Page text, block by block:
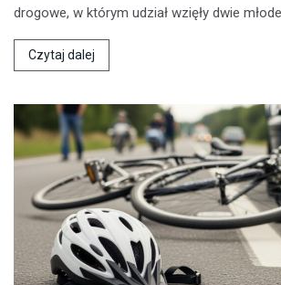
drogowe, w którym udział wzięły dwie
Czytaj dalej